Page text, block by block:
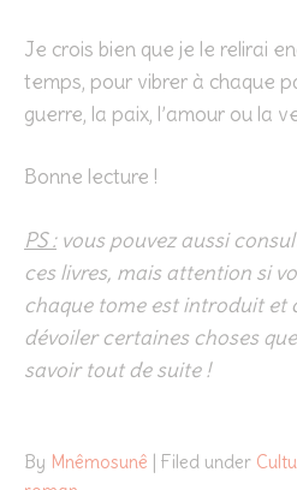
Je crois bien que je le relirai
temps, pour vibrer à chaque
guerre, la paix, l’amour ou la
Bonne lecture !
PS :vous pouvez aussi
ces livres, mais attention si
chaque tome est introduit et
dévoiler certaines choses
savoir tout de suite !
By Mnêmosunê | Filed under